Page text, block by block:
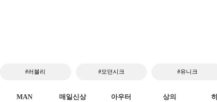
#러블리 #모던시크 #유니크
MAN 매일신상 아우터 상의